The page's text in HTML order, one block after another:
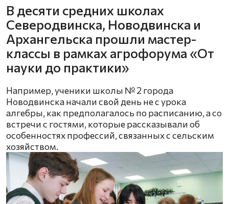
В десяти средних школах
Северодвинска, Новодвинска и
Архангельска прошли мастер-
классы в рамках агрофорума «От
науки до практики»
Например, ученики школы № 2 города
Новодвинска начали свой день не с урока
алгебры, как предполагалось по расписанию, а со
встречи с гостями, которые рассказывали об
особенностях профессий, связанных с сельским
хозяйством.